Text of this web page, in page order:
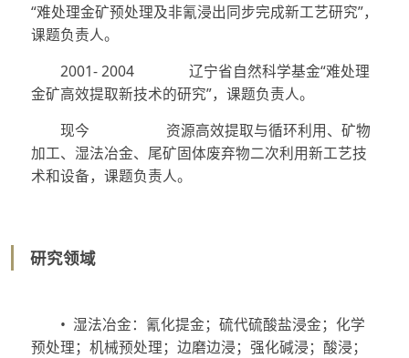
“难处理金矿预处理及非氰浸出同步完成新工艺研究”，
课题负责人。
2001- 2004 辽宁省自然科学基金“难处理
金矿高效提取新技术的研究”，课题负责人。
现今
资源高效提取与循环利用、矿物
加工、湿法冶金、尾矿固体废弃物二次利用新工艺技
术和设备，课题负责人。
研究领域
• 湿法冶金：氰化提金；硫代硫酸盐浸金；化学
预处理；机械预处理；边磨边浸；强化碱浸；酸浸；